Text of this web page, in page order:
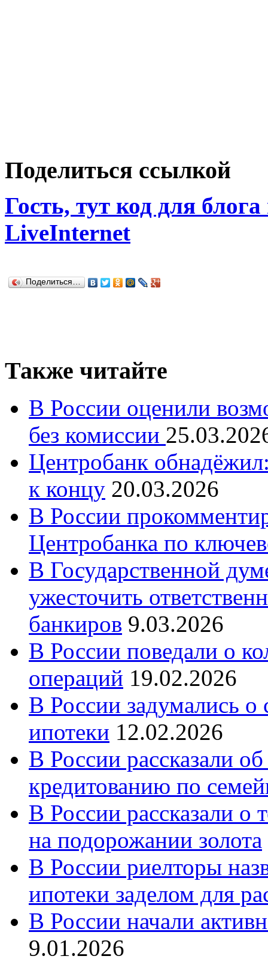
Поделиться ссылкой
Гость, тут код для
LiveInternet
Поделиться…
Также читайте
В России оценили
без комиссии
Центробанк
к концу 20.03.2026
В России
Центробанка по
В Государственной
ужесточить
банкиров 9.03.2026
В России поведали о
операций 19.02.2026
В России задумались
ипотеки 12.02.2026
В России рассказали
кредитованию по
В России рассказали о
на подорожании золота
В России риелторы
ипотеки заделом для
В России начали
9.01.2026